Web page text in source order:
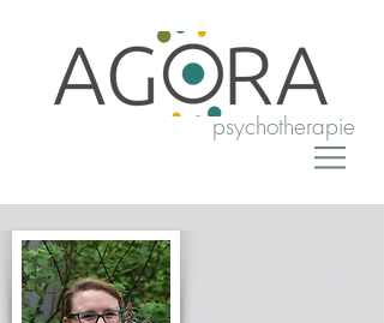
psychotherapie